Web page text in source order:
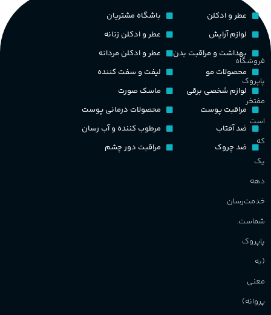
فروشگاه
پاپروک
مفتخر
است
که
یک
دهه
خدمت‌رسان
شماست.
پاپروک
(به
معنی
پروانه)
عطر و ادکلن
لوازم آرایش
بهداشت و مراقبت بدن
محصولات مو
لوازم شخصی برقی
مراقبت پوست
ضد آفتاب
ضد چروک
باشگاه مشتریان
عطر و ادکلن زنانه
عطر و ادکلن مردانه
لیفت و سفت کننده
ماسک صورت
محصولات درمانی پوست
مرطوب کننده و آب رسان
مراقبت دور چشم